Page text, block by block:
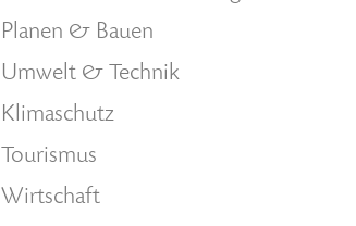
Planen & Bauen
Umwelt & Technik
Klimaschutz
Tourismus
Wirtschaft